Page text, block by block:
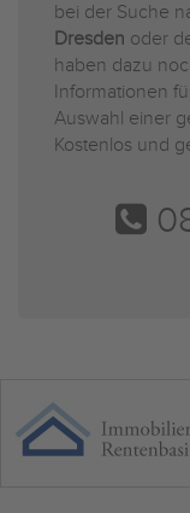
bei der Suche
Dresden oder
haben dazu
Informationen
Auswahl einer
Kostenlos und